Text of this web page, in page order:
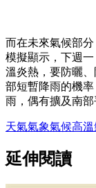
而在未來氣候部分
模擬顯示，下週
溫炎熱，要防曬
部短暫降雨的機
雨，偶有擴及南部
天氣氣象氣候高溫
延伸閱讀